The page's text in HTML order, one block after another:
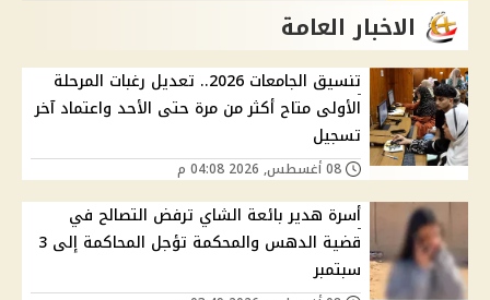
الاخبار العامة
تنسيق الجامعات 2026.. تعديل رغبات المرحلة
الأولى متاح أكثر من مرة حتى الأحد واعتماد آخر
تسجيل
أسرة هدير بائعة الشاي ترفض التصالح في
قضية الدهس والمحكمة تؤجل المحاكمة إلى 3
سبتمبر